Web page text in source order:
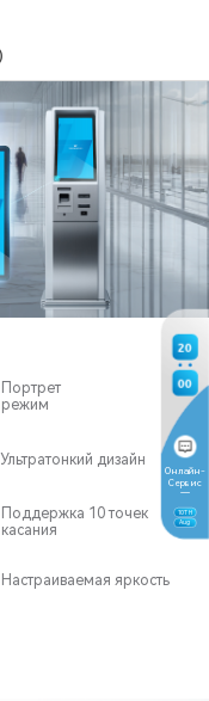
Портрет
режим
Ультратонкий дизайн
Поддержка 10 точек
касания
Настраиваемая яркость
20
01
Онлайн-
Сервис
10TH
Aug